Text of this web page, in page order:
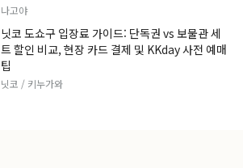
나고야
닛코 도쇼구 입장료 가이드: 단독권 vs 보물관 세
트 할인 비교, 현장 카드 결제 및 KKday 사전 예매
팁
닛코 / 키누가와